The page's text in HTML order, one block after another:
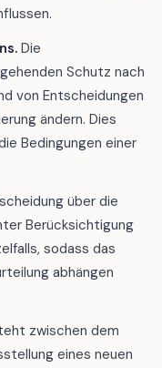
Die
Schutz nach
von Entscheidungen
ändern. Dies
Bedingungen einer
über die
Berücksichtigung
sodass das
abhängen
zwischen dem
eines neuen